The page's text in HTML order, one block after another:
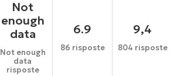
Not
enough
data
Not enough
data
risposte
6.9
86 risposte
9,4
804 risposte